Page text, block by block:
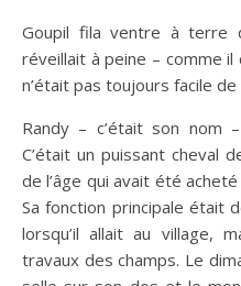
Goupil fila ventre à terre
réveillait à peine – comme
n’était pas toujours facile
Randy – c’était son nom
C’était un puissant cheval
de l’âge qui avait été acheté
Sa fonction principale était
lorsqu’il allait au village,
travaux des champs. Le